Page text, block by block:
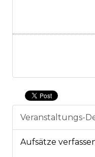
Veranstaltungs-
Aufsätze